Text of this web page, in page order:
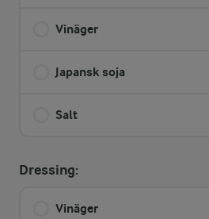
Vinäger
Japansk soja
Salt
Dressing:
Vinäger